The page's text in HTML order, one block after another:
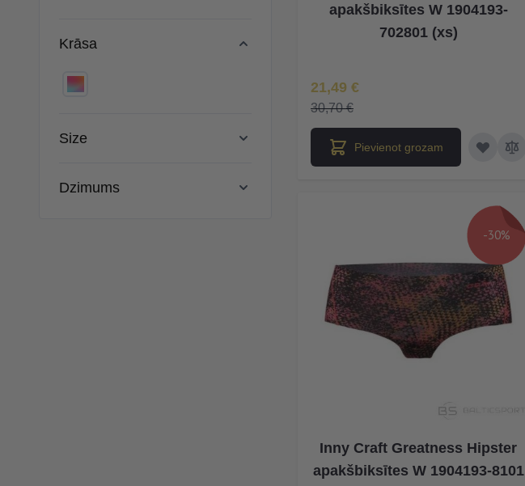
Krāsa
Size
Dzimums
apakšbiksītes W 1904193-
702801 (xs)
Īpaša Cena
21,49 €
30,70 €
Pievienot grozam
-30%
Inny Craft Greatness Hipster
apakšbiksītes W 1904193-8101